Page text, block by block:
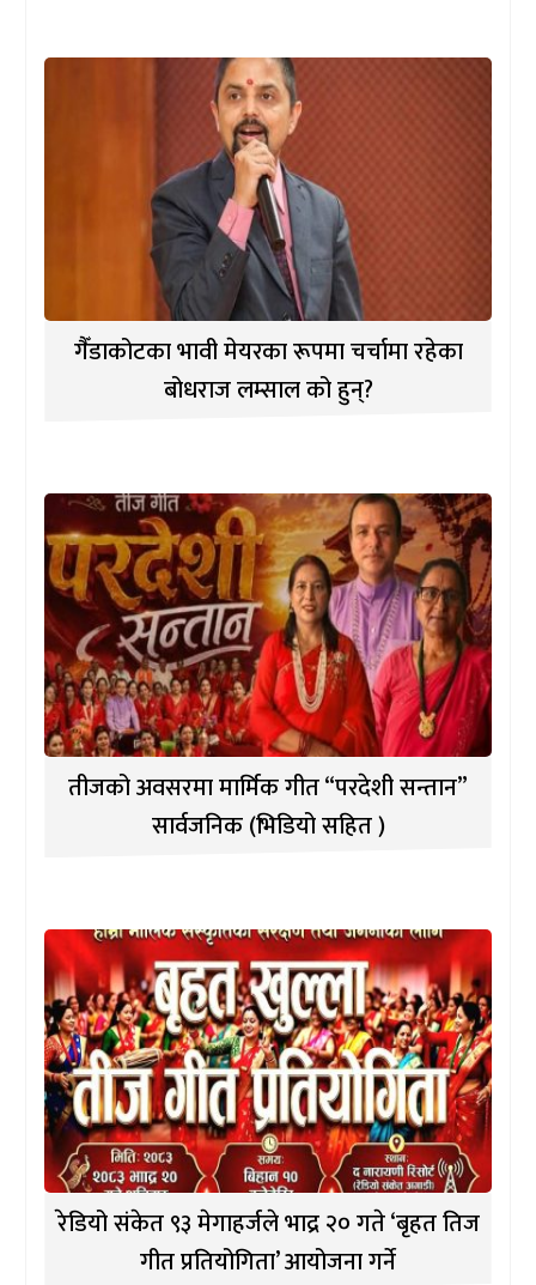
गैँडाकोटका भावी मेयरका रूपमा चर्चामा रहेका
बोधराज लम्साल को हुन्?
तीजको अवसरमा मार्मिक गीत “परदेशी सन्तान”
सार्वजनिक (भिडियो सहित )
रेडियो संकेत ९३ मेगाहर्जले भाद्र २० गते ‘बृहत तिज
गीत प्रतियोगिता’ आयोजना गर्ने